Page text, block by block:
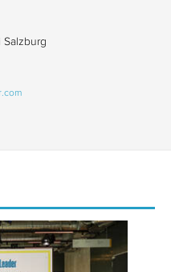
Salzburg